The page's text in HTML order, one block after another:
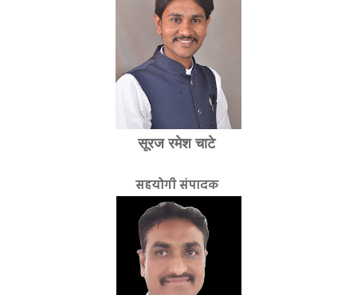
सूरज रमेश चाटे
सहयोगी संपादक